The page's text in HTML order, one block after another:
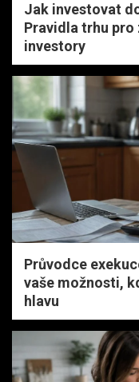
Jak investovat
Pravidla trhu
investory
Průvodce
vaše možnosti,
hlavu